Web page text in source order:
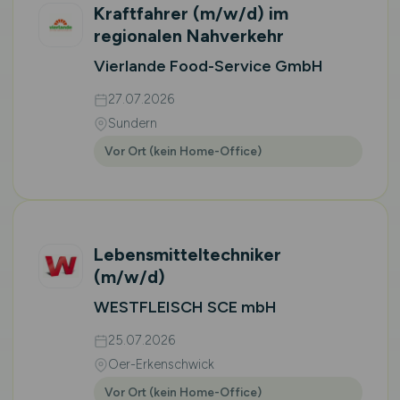
Kraftfahrer (m/w/d) im
regionalen Nahverkehr
Vierlande Food-Service GmbH
27.07.2026
Sundern
Vor Ort (kein Home-Office)
Lebensmitteltechniker
(m/w/d)
WESTFLEISCH SCE mbH
25.07.2026
Oer-Erkenschwick
Vor Ort (kein Home-Office)